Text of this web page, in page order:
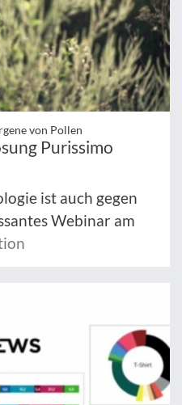
von Pollen
Purissimo
ist auch gegen
Webinar am